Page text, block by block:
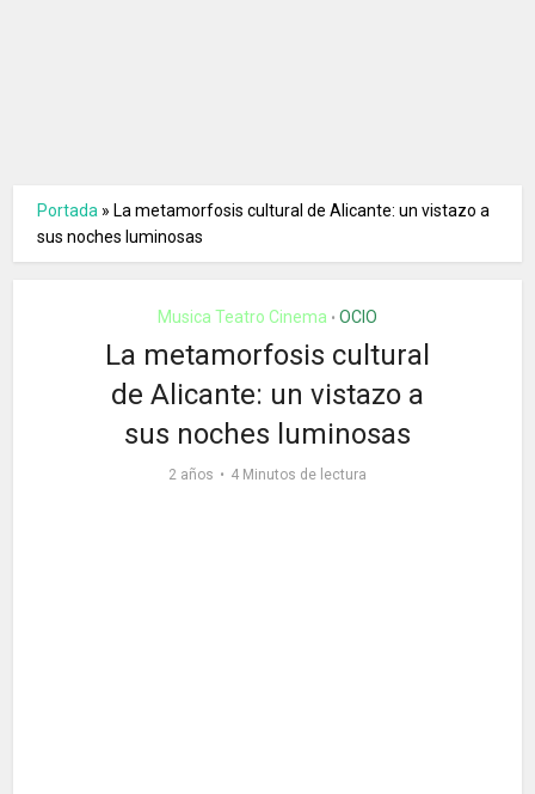
Portada » La metamorfosis cultural de Alicante: un vistazo a
sus noches luminosas
Musica Teatro Cinema • OCIO
La metamorfosis cultural
de Alicante: un vistazo a
sus noches luminosas
2 años 4 Minutos de lectura